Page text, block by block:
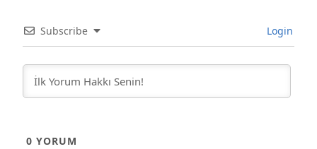
Subscribe Login
0 YORUM